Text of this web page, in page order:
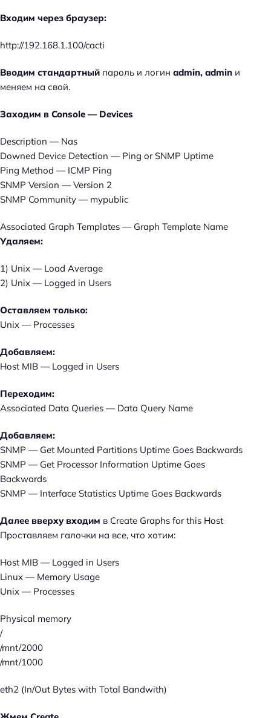
Входим через браузер:
http://192.168.1.100/cacti
Вводим стандартный пароль и логин admin, admin и
меняем на свой.
Заходим в Console — Devices
Description — Nas
Downed Device Detection — Ping or SNMP Uptime
Ping Method — ICMP Ping
SNMP Version — Version 2
SNMP Community — mypublic
Associated Graph Templates — Graph Template Name
Удаляем:
1) Unix — Load Average
2) Unix — Logged in Users
Оставляем только:
Unix — Processes
Добавляем:
Host MIB — Logged in Users
Переходим:
Associated Data Queries — Data Query Name
Добавляем:
SNMP — Get Mounted Partitions Uptime Goes Backwards
SNMP — Get Processor Information Uptime Goes
Backwards
SNMP — Interface Statistics Uptime Goes Backwards
Далее вверху входим в Create Graphs for this Host
Проставляем галочки на все, что хотим:
Host MIB — Logged in Users
Linux — Memory Usage
Unix — Processes
Physical memory
/
/mnt/2000
/mnt/1000
eth2 (In/Out Bytes with Total Bandwith)